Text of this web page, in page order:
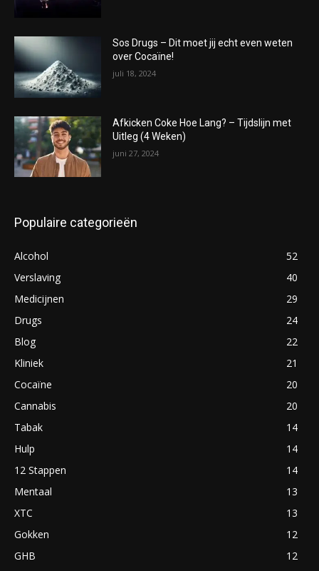
Sos Drugs – Dit moet jij echt even weten
over Cocaïne!
juli 18, 2024
Afkicken Coke Hoe Lang? – Tijdslijn met
Uitleg (4 Weken)
juni 27, 2024
Populaire categorieën
Alcohol
52
Verslaving
40
Medicijnen
29
Drugs
24
Blog
22
Kliniek
21
Cocaïne
20
Cannabis
20
Tabak
14
Hulp
14
12 Stappen
14
Mentaal
13
XTC
13
Gokken
12
GHB
12